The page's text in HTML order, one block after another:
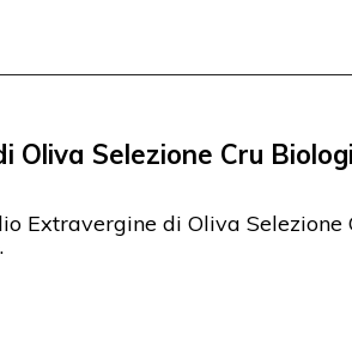
Oliva Selezione Cru
Extravergine di Oliva Selezione